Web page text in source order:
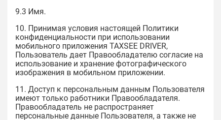
9.3 Имя.
10. Принимая условия настоящей Политики
конфиденциальности при использовании
мобильного приложения TAXSEE DRIVER,
Пользователь дает Правообладателю согласие на
использование и хранение фотографического
изображения в мобильном приложении.
11. Доступ к персональным данным Пользователя
имеют только работники Правообладателя.
Правообладатель не распространяет
персональные данные Пользователя, а также не